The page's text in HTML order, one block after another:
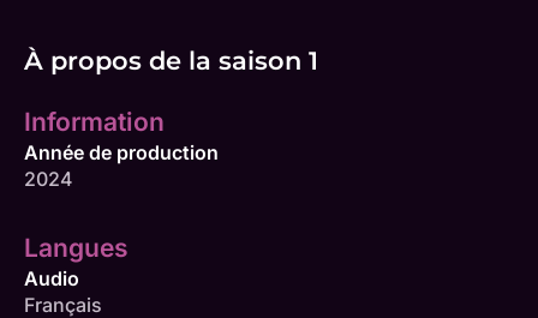
À propos de la saison 1
Information
Année de production
2024
Langues
Audio
Français